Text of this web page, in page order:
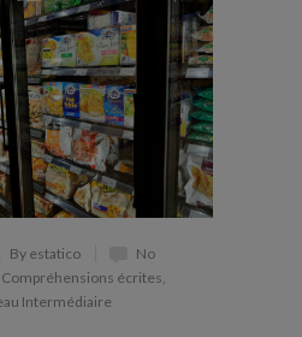
By estatico
No
Compréhensions écrites
Intermédiaire